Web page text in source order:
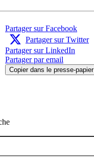
Partager sur Facebook
Partager sur Twitter
Partager sur LinkedIn
Partager par email
Copier dans le presse-papier